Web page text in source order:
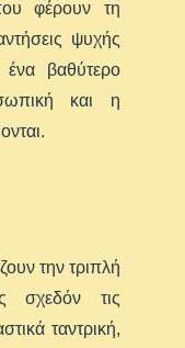
φέρουν τη
ψυχής
βαθύτερο
και η
την τριπλή
σχεδόν τις
ταντρική,